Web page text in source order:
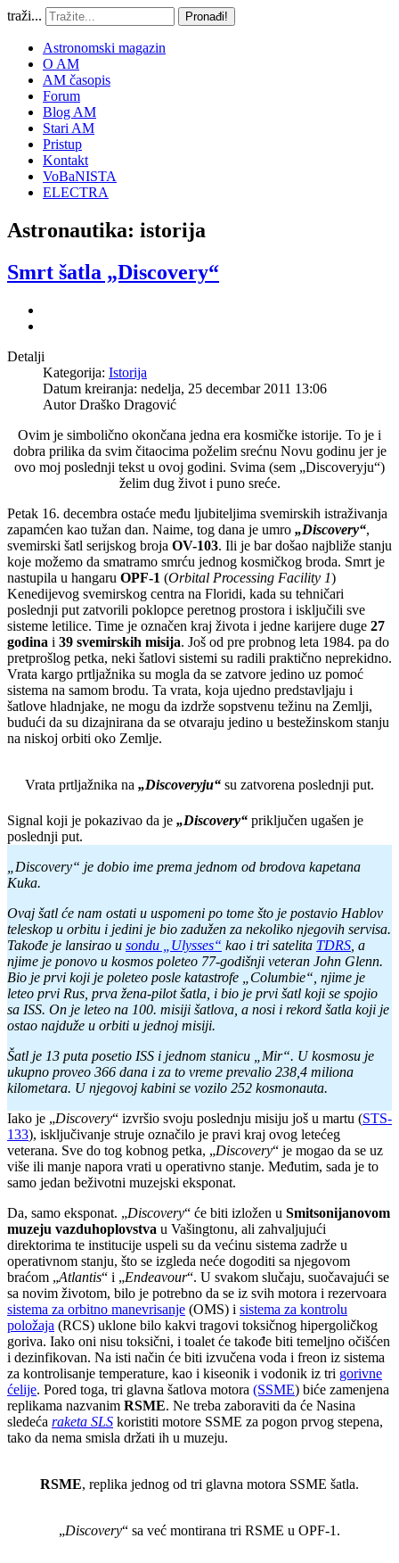
traži... Pronađi!
Astronomski magazin
O AM
AM časopis
Forum
Blog AM
Stari AM
Pristup
Kontakt
VoBaNISTA
ELECTRA
Astronautika: istorija
Smrt šatla „Discovery“
Detalji
Kategorija: Istorija
Datum kreiranja: nedelja, 25 decembar 2011 13:06
AutorDraško Dragović
Ovim je simbolično okončana jedna era kosmičke istorije. To je i
dobra prilika da svim čitaocima poželim srećnu Novu godinu jer je
ovo moj poslednji tekst u ovoj godini. Svima (sem „Discoveryju“)
želim dug život i puno sreće.
Petak 16. decembra ostaće među ljubiteljima svemirskih istraživanja
zapamćen kao tužan dan. Naime, tog dana je umro „Discovery“,
svemirski šatl serijskog broja OV-103. Ili je bar došao najbliže stanju
koje možemo da smatramo smrću jednog kosmičkog broda. Smrt je
nastupila u hangaru OPF-1 (Orbital Processing Facility 1)
Kenedijevog svemirskog centra na Floridi, kada su tehničari
poslednji put zatvorili poklopce peretnog prostora i isključili sve
sisteme letilice. Time je označen kraj života i jedne karijere duge 27
godina i 39 svemirskih misija. Još od pre probnog leta 1984. pa do
pretprošlog petka, neki šatlovi sistemi su radili praktično neprekidno.
Vrata kargo prtljažnika su mogla da se zatvore jedino uz pomoć
sistema na samom brodu. Ta vrata, koja ujedno predstavljaju i
šatlove hladnjake, ne mogu da izdrže sopstvenu težinu na Zemlji,
budući da su dizajnirana da se otvaraju jedino u bestežinskom stanju
na niskoj orbiti oko Zemlje.
Vrata prtljažnika na „Discoveryju“ su zatvorena poslednji put.
Signal koji je pokazivao da je „Discovery“ priključen ugašen je
poslednji put.
„Discovery“ je dobio ime prema jednom od brodova kapetana
Kuka.
Ovaj šatl će nam ostati u uspomeni po tome što je postavio Hablov
teleskop u orbitu i jedini je bio zadužen za nekoliko njegovih servisa.
Takođe je lansirao u sondu „Ulysses“ kao i tri satelita TDRS , a
njime je ponovo u kosmos poleteo 77-godišnji veteran John Glenn.
Bio je prvi koji je poleteo posle katastrofe „Columbie“, njime je
leteo prvi Rus, prva žena-pilot šatla, i bio je prvi šatl koji se spojio
sa ISS. On je leteo na 100. misiji šatlova, a nosi i rekord šatla koji je
ostao najduže u orbiti u jednoj misiji.
Šatl je 13 puta posetio ISS i jednom stanicu „Mir“. U kosmosu je
ukupno proveo 366 dana i za to vreme prevalio 238,4 miliona
kilometara. U njegovoj kabini se vozilo 252 kosmonauta.
Iako je „Discovery“ izvršio svoju poslednju misiju još u martu (STS-
133), isključivanje struje označilo je pravi kraj ovog letećeg
veterana. Sve do tog kobnog petka, „Discovery“ je mogao da se uz
više ili manje napora vrati u operativno stanje. Međutim, sada je to
samo jedan beživotni muzejski eksponat.
Da, samo eksponat. „Discovery“ će biti izložen u Smitsonijanovom
muzeju vazduhoplovstva u Vašingtonu, ali zahvaljujući
direktorima te institucije uspeli su da većinu sistema zadrže u
operativnom stanju, što se izgleda neće dogoditi sa njegovom
braćom „Atlantis“ i „Endeavour“. U svakom slučaju, suočavajući se
sa novim životom, bilo je potrebno da se iz svih motora i rezervoara
sistema za orbitno manevrisanje (OMS) i sistema za kontrolu
položaja (RCS) uklone bilo kakvi tragovi toksičnog hipergoličkog
goriva. Iako oni nisu toksični, i toalet će takođe biti temeljno očišćen
i dezinfikovan. Na isti način će biti izvučena voda i freon iz sistema
za kontrolisanje temperature, kao i kiseonik i vodonik iz tri gorivne
ćelije. Pored toga, tri glavna šatlova motora (SSME) biće zamenjena
replikama nazvanim RSME. Ne treba zaboraviti da će Nasina
sledeća raketa SLS koristiti motore SSME za pogon prvog stepena,
tako da nema smisla držati ih u muzeju.
RSME, replika jednog od tri glavna motora SSME šatla.
„Discovery“ sa već montirana tri RSME u OPF-1.